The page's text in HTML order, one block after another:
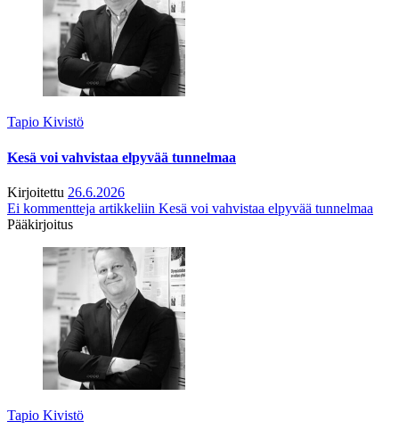
Tapio Kivistö
Kesä voi vahvistaa elpyvää tunnelmaa
Kirjoitettu 26.6.2026
Ei kommentteja artikkeliin Kesä voi vahvistaa elpyvää tunnelmaa
Pääkirjoitus
Tapio Kivistö